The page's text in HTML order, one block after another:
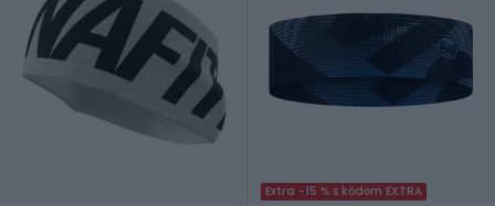
Extra -15 % s kódom EXTRA